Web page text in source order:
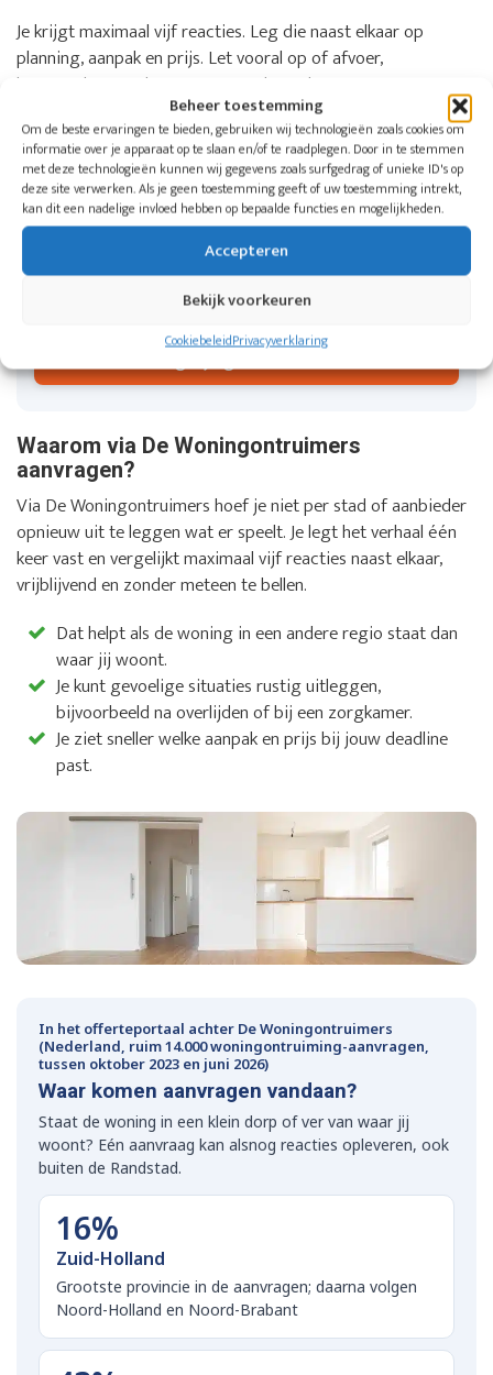
Beheer toestemming
Om de beste ervaringen te bieden, gebruiken wij technologieën zoals cookies om
informatie over je apparaat op te slaan en/of te raadplegen. Door in te stemmen
met deze technologieën kunnen wij gegevens zoals surfgedrag of unieke ID's op
deze site verwerken. Als je geen toestemming geeft of uw toestemming intrekt,
kan dit een nadelige invloed hebben op bepaalde functies en mogelijkheden.
Accepteren
Bekijk voorkeuren
CookiebeleidPrivacyverklaring
Je krijgt maximaal vijf reacties. Leg die naast elkaar op
planning, aanpak en prijs. Let vooral op of afvoer,
bezemschoon opleveren, eventuele opslag en extra
schoonmaak in de offerte staan.
Wil je weten welke aangesloten bedrijven
in jouw regio kunnen helpen?
Doe één aanvraag voor een woning, zorgkamer of
bedrijfspand. De Woningontruimers koppelt je aan
maximaal vijf ontruimingsbedrijven in jouw regio.
Vergelijk gratis offertes
Waarom via De Woningontruimers
aanvragen?
Via De Woningontruimers hoef je niet per stad of aanbieder
opnieuw uit te leggen wat er speelt. Je legt het verhaal één
keer vast en vergelijkt maximaal vijf reacties naast elkaar,
vrijblijvend en zonder meteen te bellen.
Dat helpt als de woning in een andere regio staat dan
waar jij woont.
Je kunt gevoelige situaties rustig uitleggen,
bijvoorbeeld na overlijden of bij een zorgkamer.
Je ziet sneller welke aanpak en prijs bij jouw deadline
past.
In het offerteportaal achter De Woningontruimers
(Nederland, ruim 14.000 woningontruiming-aanvragen,
tussen oktober 2023 en juni 2026)
Waar komen aanvragen vandaan?
Staat de woning in een klein dorp of ver van waar jij
woont? Eén aanvraag kan alsnog reacties opleveren, ook
buiten de Randstad.
16%
Zuid-Holland
Grootste provincie in de aanvragen; daarna volgen
Noord-Holland en Noord-Brabant